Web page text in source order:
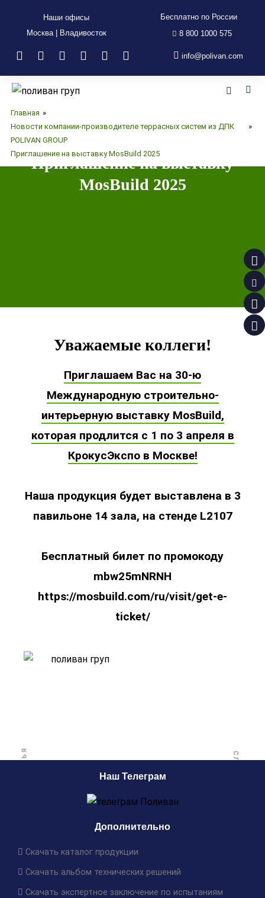
Наши офисы
Москва | Владивосток
Бесплатно по России
8 800 1000 575
info@polivan.com
Главная »
Новости компании-производителе террасных систем из ДПК
POLIVAN GROUP
»
Приглашение на выставку MosBuild 2025
Приглашение на выставку
MosBuild 2025
Уважаемые коллеги!
Приглашаем Вас на 30-ю
Международную строительно-
интерьерную выставку MosBuild,
которая продлится с 1 по 3 апреля в
КрокусЭкспо в Москве!
Наша продукция будет выставлена в 3
павильоне 14 зала, на стенде L2107
Бесплатный билет по промокоду
mbw25mNRNH
https://mosbuild.com/ru/visit/get-e-
ticket/
Дополнительно
Скачать каталог продукции
Скачать альбом технических решений
Скачать экспертное заключение по испытаниям
Наш Телеграм